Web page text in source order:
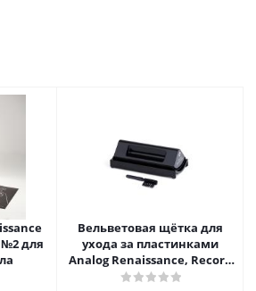
№2 для
Вельветовая щётка для
ухода за пластинками
Analog Renaissance, Record
Velvet Brush, AR-7151, Black